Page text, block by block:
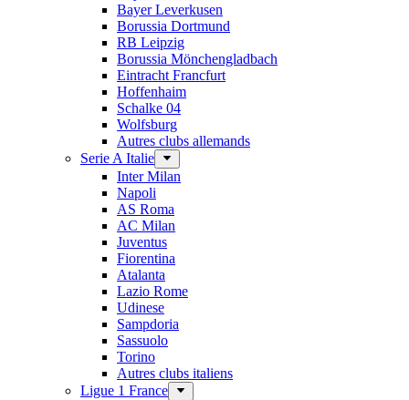
Bayer Leverkusen
Borussia Dortmund
RB Leipzig
Borussia Mönchengladbach
Eintracht Francfurt
Hoffenhaim
Schalke 04
Wolfsburg
Autres clubs allemands
Serie A Italie
Inter Milan
Napoli
AS Roma
AC Milan
Juventus
Fiorentina
Atalanta
Lazio Rome
Udinese
Sampdoria
Sassuolo
Torino
Autres clubs italiens
Ligue 1 France